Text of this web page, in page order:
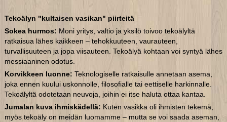
Tekoälyn "kultaisen vasikan" piirteitä
Sokea hurmos: Moni yritys, valtio ja yksilö toivoo tekoälyltä
ratkaisua lähes kaikkeen – tehokkuuteen, vaurauteen,
turvallisuuteen ja jopa viisauteen. Tekoälyä kohtaan voi syntyä lähes
messiaaninen odotus.
Korvikkeen luonne: Teknologiselle ratkaisulle annetaan asema,
joka ennen kuului uskonnolle, filosofialle tai eettiselle harkinnalle.
Tekoälyltä odotetaan neuvoja, joihin ei itse haluta ottaa kantaa.
Jumalan kuva ihmiskädellä: Kuten vasikka oli ihmisten tekemä,
myös tekoäly on meidän luomamme – mutta se voi saada aseman,